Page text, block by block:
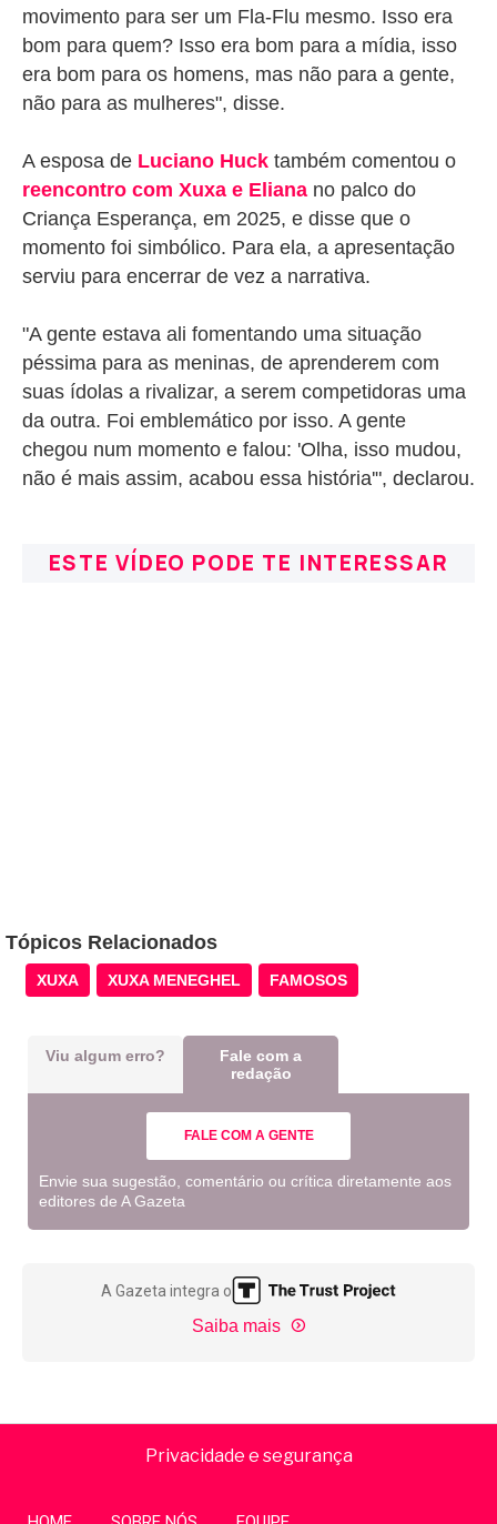
movimento para ser um Fla-Flu mesmo. Isso era
bom para quem? Isso era bom para a mídia, isso
era bom para os homens, mas não para a gente,
não para as mulheres", disse.
A esposa de Luciano Huck também comentou o
reencontro com Xuxa e Eliana no palco do
Criança Esperança, em 2025, e disse que o
momento foi simbólico. Para ela, a apresentação
serviu para encerrar de vez a narrativa.
"A gente estava ali fomentando uma situação
péssima para as meninas, de aprenderem com
suas ídolas a rivalizar, a serem competidoras uma
da outra. Foi emblemático por isso. A gente
chegou num momento e falou: 'Olha, isso mudou,
não é mais assim, acabou essa história'", declarou.
ESTE VÍDEO PODE TE INTERESSAR
Tópicos Relacionados
XUXA XUXA MENEGHEL FAMOSOS
Viu algum erro?
Fale com a
redação
FALE COM A GENTE
Envie sua sugestão, comentário ou crítica diretamente aos
editores de A Gazeta
A Gazeta integra o
Saiba mais
Privacidade e segurança